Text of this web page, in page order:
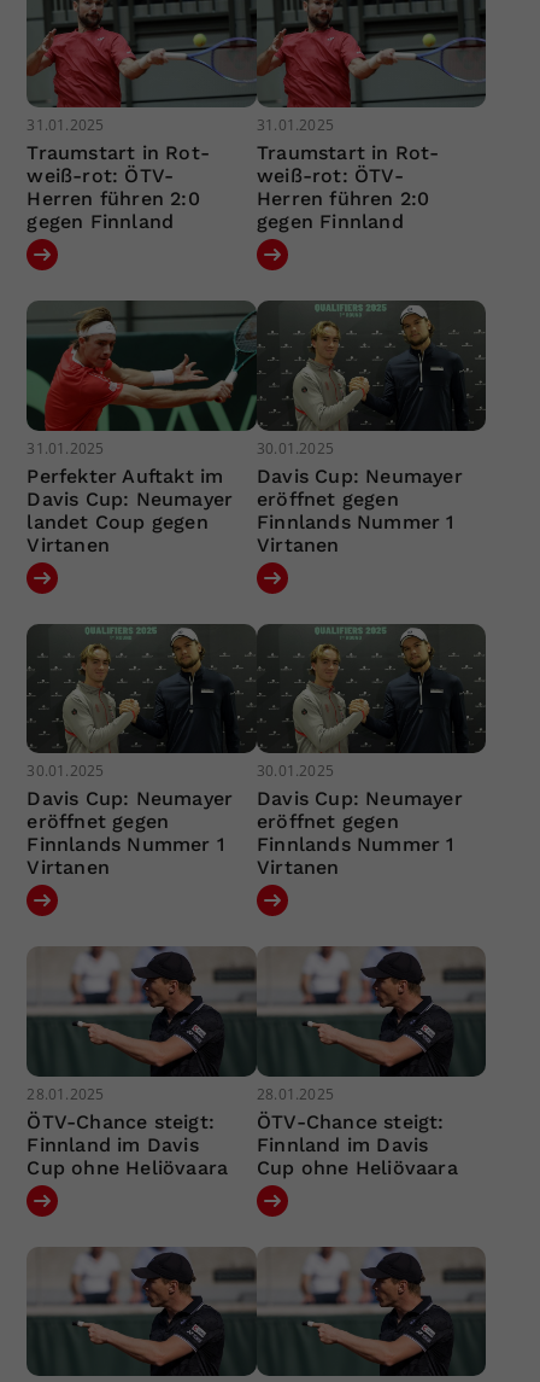
31.01.2025
Traumstart in Rot-
weiß-rot: ÖTV-
Herren führen 2:0
gegen Finnland
31.01.2025
Traumstart in Rot-
weiß-rot: ÖTV-
Herren führen 2:0
gegen Finnland
31.01.2025
Perfekter Auftakt im
Davis Cup: Neumayer
landet Coup gegen
Virtanen
30.01.2025
Davis Cup: Neumayer
eröffnet gegen
Finnlands Nummer 1
Virtanen
30.01.2025
Davis Cup: Neumayer
eröffnet gegen
Finnlands Nummer 1
Virtanen
30.01.2025
Davis Cup: Neumayer
eröffnet gegen
Finnlands Nummer 1
Virtanen
28.01.2025
ÖTV-Chance steigt:
Finnland im Davis
Cup ohne Heliövaara
28.01.2025
ÖTV-Chance steigt:
Finnland im Davis
Cup ohne Heliövaara